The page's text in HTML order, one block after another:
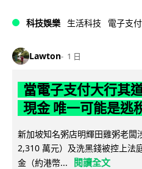
科技娛樂 生活科技 電子支付
Lawton 1 日
當電子支付大行其
現金 唯一可能是逃
新加坡知名粥店明輝田雞粥老闆
2,310 萬元）及洗黑錢被控上法
金（約港幣...
閱讀全文